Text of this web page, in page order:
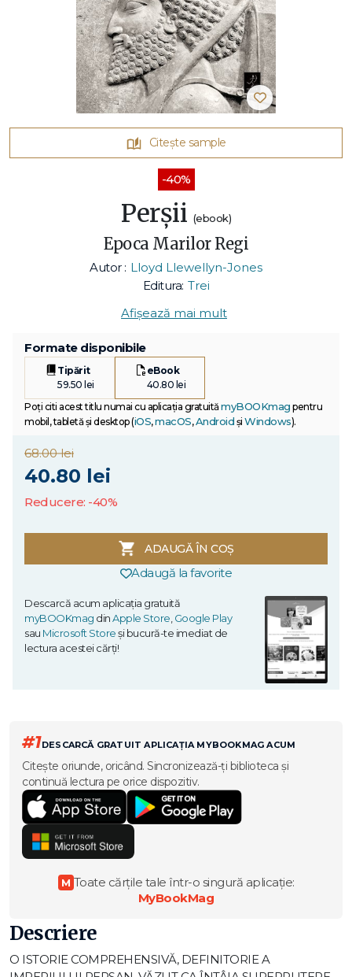
Citește sample
-40%
Perșii (ebook)
Epoca Marilor Regi
Autor : Lloyd Llewellyn-Jones
Editura: Trei
Afișează mai mult
Formate disponibile
Tipărit
59.50 lei
eBook
40.80 lei
Poți citi acest titlu numai cu aplicația gratuitămyBOOKmag pentru
mobil, tabletă și desktop (iOS,macOS,Android și Windows).
68.00 lei
40.80 lei
Reducere: -40%
ADAUGĂ ÎN COȘ
Adaugă la favorite
Descarcă acum aplicația gratuită
myBOOKmag dinApple Store,Google Play
sau Microsoft Storeși bucură-te imediat de
lectura acestei cărți!
#1DESCARCĂ GRATUIT APLICAȚIA MYBOOKMAG ACUM
Citește oriunde, oricând. Sincronizează-ți biblioteca și
continuă lectura pe orice dispozitiv.
M Toate cărțile tale într-o singură aplicație:
MyBookMag
Descriere
O ISTORIE COMPREHENSIVĂ, DEFINITORIE A